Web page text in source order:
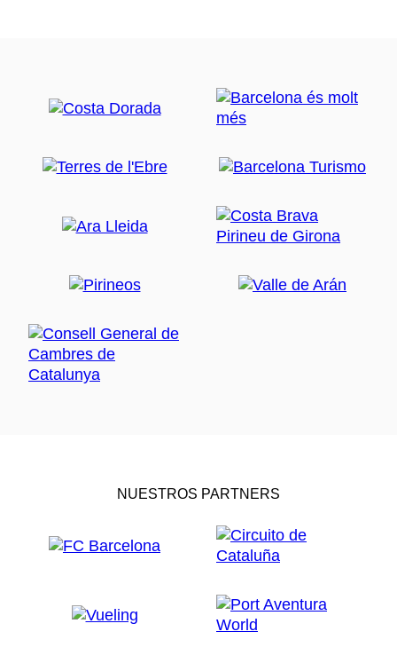
NUESTROS PARTNERS